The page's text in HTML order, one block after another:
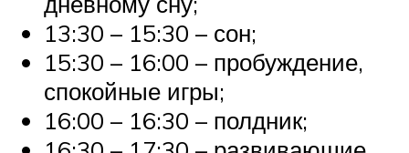
13:30 – 15:30 – сон;
15:30 – 16:00 – пробуждение,
спокойные игры;
16:00 – 16:30 – полдник;